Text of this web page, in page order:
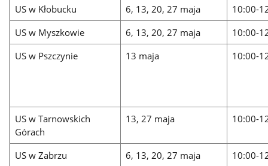
US w Kłobucku
6, 13, 20, 27 maja
10:00-
US w Myszkowie
6, 13, 20, 27 maja
10:00-
US w Pszczynie
13 maja 10:00-
US w Tarnowskich
Górach
13, 27 maja 10:00-
US w Zabrzu 6, 13, 20, 27 maja 10:00-